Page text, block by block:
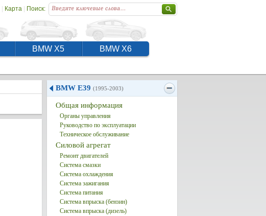
| Карта| Поиск:
BMW X5 BMW X6
BMW E39 (1995-2003)
Общая информация
Органы управления
Руководство по эксплуатации
Техническое обслуживание
Силовой агрегат
Ремонт двигателей
Система смазки
Система охлаждения
Система зажигания
Система питания
Система впрыска (бензин)
Система впрыска (дизель)